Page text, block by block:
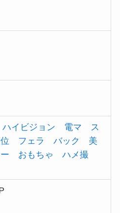
ハイビジョン 電マ
ス
フェラ バック
美
おもちゃ
ハメ撮